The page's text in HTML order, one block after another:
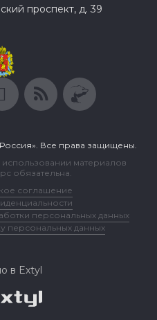
проспект, д. 39
Все права защищены.
материалов
обязательна.
соглашение
персональных данных
персональных данных
в Extyl